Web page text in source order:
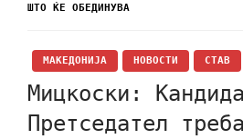
ШТО ЌЕ ОБЕДИНУВА
МАКЕДОНИЈА НОВОСТИ СТАВ
Мицкоски:
Претседател